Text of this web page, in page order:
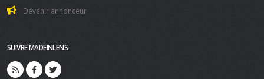
Devenir annonceur
SUIVRE MADEINLENS